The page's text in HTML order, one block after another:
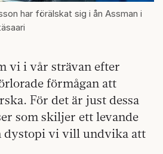
har förälskat sig i ån Assman i
vi i vår strävan efter
förmågan att
För det är just dessa
som skiljer ett levande
dystopi vi vill undvika att